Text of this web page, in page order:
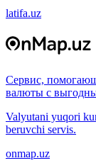
latifa.uz
Сервис,
валюты с
Valyutani yuqori
beruvchi servis.
onmap.uz